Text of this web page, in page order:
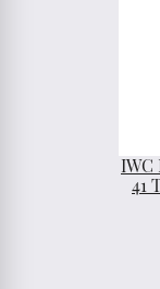
IWC
41